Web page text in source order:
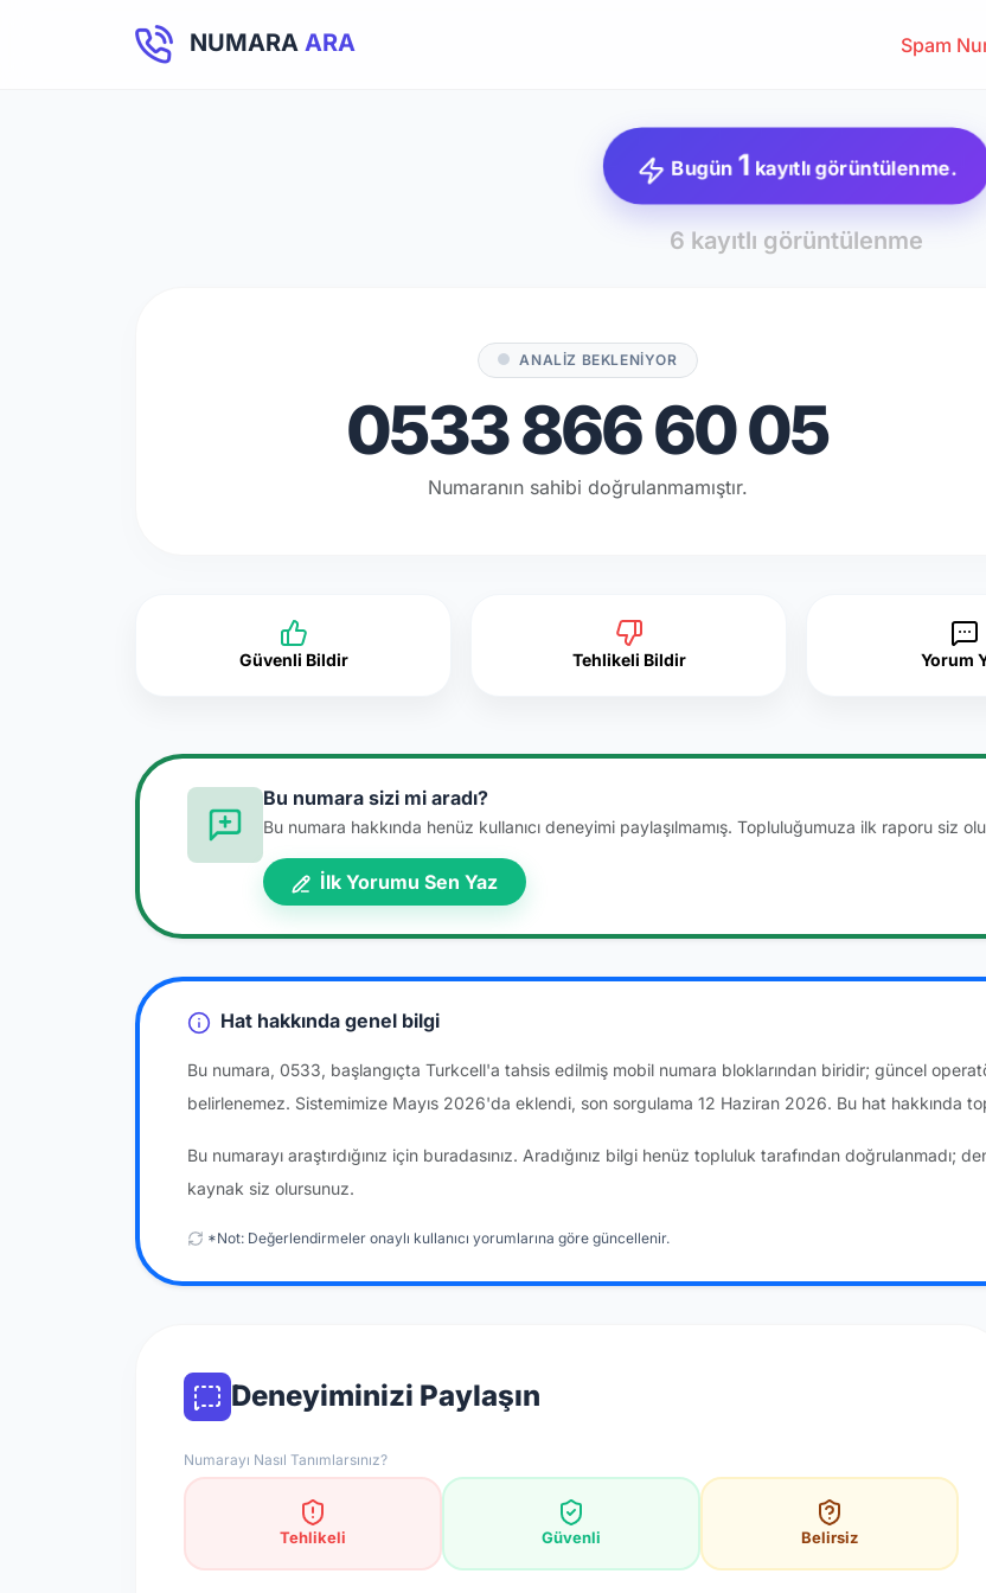
NUMARA ARA Spam
Bugün1 kayıtlı görüntülenme.
6 kayıtlı görüntülenme
ANALİZ BEKLENİYOR
0533 866 60 05
Numaranın sahibi doğrulanmamıştır.
Güvenli Bildir Tehlikeli Bildir Yorum
Bu numara sizi mi aradı?
Bu numara hakkında henüz kullanıcı deneyimi paylaşılmamış. Topluluğumuza ilk raporu siz
İlk Yorumu Sen Yaz
Hat hakkında genel bilgi
Bu numara, 0533, başlangıçta Turkcell'a tahsis edilmiş mobil numara bloklarından biridir; güncel
belirlenemez. Sistemimize Mayıs 2026'da eklendi, son sorgulama 12 Haziran 2026. Bu hat hakkında
Bu numarayı araştırdığınız için buradasınız. Aradığınız bilgi henüz topluluk tarafından doğrulanmadı;
kaynak siz olursunuz.
*Not: Değerlendirmeler onaylı kullanıcı yorumlarına göre güncellenir.
Deneyiminizi Paylaşın
Numarayı Nasıl Tanımlarsınız?
Tehlikeli Güvenli Belirsiz